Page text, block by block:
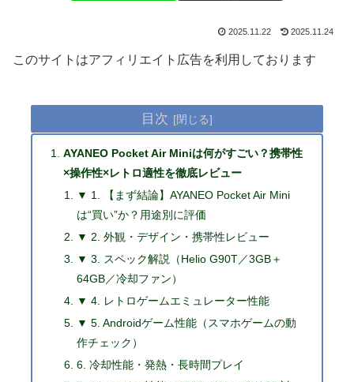
2025.11.22 2025.11.24
このサイトはアフィリエイト広告を利用しております
目次
AYANEO Pocket Air Miniは何がすごい？携帯性
×操作性×レトロ適性を徹底レビュー
▼ 1. 【まず結論】AYANEO Pocket Air Mini
は“買い”か？用途別に評価
▼ 2. 外観・デザイン・携帯性レビュー
▼ 3. スペック解説（Helio G90T／3GB＋
64GB／冷却ファン）
▼ 4. レトロゲームエミュレーター性能
▼ 5. Androidゲーム性能（スマホゲームの動
作チェック）
6. 冷却性能・発熱・長時間プレイ